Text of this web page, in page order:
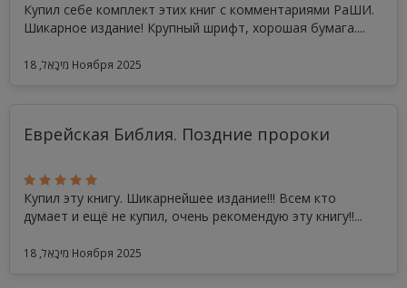
Купил себе комплект этих книг с комментариями РаШИ.
Шикарное издание! Крупный шрифт, хорошая бумага....
מִיכָאֵל, 18 Ноября 2025
Еврейская Библия. Поздние пророки
Купил эту книгу. Шикарнейшее издание!!! Всем кто
думает и ещё не купил, очень рекомендую эту книгу!!...
מִיכָאֵל, 18 Ноября 2025